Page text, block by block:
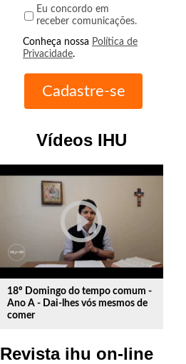
Eu concordo em
receber comunicações.
Conheça nossa Política de
Privacidade.
Vídeos IHU
play_circle_outline
18º Domingo do tempo comum -
Ano A - Dai-lhes vós mesmos de
comer
Revista ihu on-line